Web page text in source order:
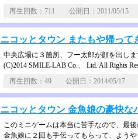
再生回数：711 公開日：2011/05/
ニコッとタウン またもや帰って
(C)2014 SMILE-LAB Co.、 Ltd. All Rights
再生回数：49 公開日：2014/05/
ニコッとタウン 金魚娘の豪快な
このミニゲームは本当に苦手なので、最
金魚娘に２回も手伝ってもらって、よう